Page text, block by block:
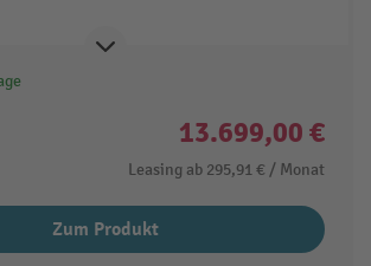
13.699,00 €
Leasing ab 295,91 € / Monat
Zum Produkt